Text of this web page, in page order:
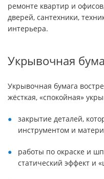
ремонте квартир и
дверей, сантехники,
интерьера.
Укрывочная
Укрывочная бумага
жёсткая, «спокойная»
закрытие деталей,
инструментом и
работы по окраске и
статический эффект и